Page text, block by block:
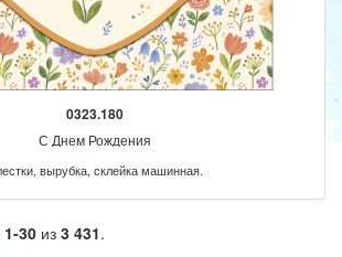
0323.180
С Днем Рождения
вырубка, склейка машинная.
1-30 из 3 431.